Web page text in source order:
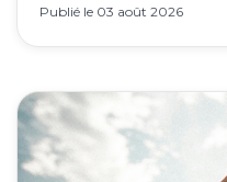
Publié le 03 août 2026